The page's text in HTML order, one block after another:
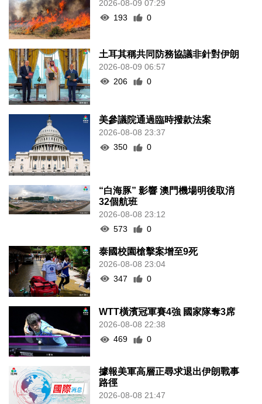
2026-08-09 07:29
193
0
土耳其稱共同防務協議非針對伊朗
2026-08-09 06:57
206
0
美參議院通過臨時撥款法案
2026-08-08 23:37
350
0
“白海豚” 影響 澳門機場明後取消
32個航班
2026-08-08 23:12
573
0
泰國校園槍擊案增至9死
2026-08-08 23:04
347
0
WTT橫濱冠軍賽4強 國家隊奪3席
2026-08-08 22:38
469
0
據報美軍高層正尋求退出伊朗戰事
路徑
2026-08-08 21:47